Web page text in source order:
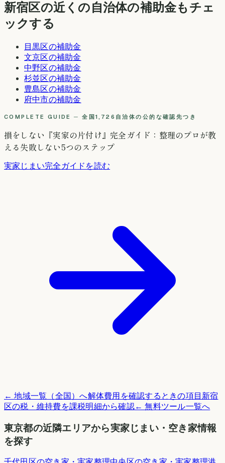
新宿区の近くの自治体の補助金もチェ
ックする
目黒区の補助金
文京区の補助金
中野区の補助金
杉並区の補助金
豊島区の補助金
府中市の補助金
COMPLETE GUIDE ─ 全国1,726自治体の公的な確認先つき
損をしない『実家の片付け』完全ガイド：整理のプロが教
える失敗しない5つのステップ
実家じまい完全ガイドを読む
← 地域一覧（全国）へ解体費用を確認するときの項目 新宿
区の税・維持費を課税明細から確認← 無料ツール一覧へ
東京都の近隣エリアから実家じまい・空き家情報
を探す